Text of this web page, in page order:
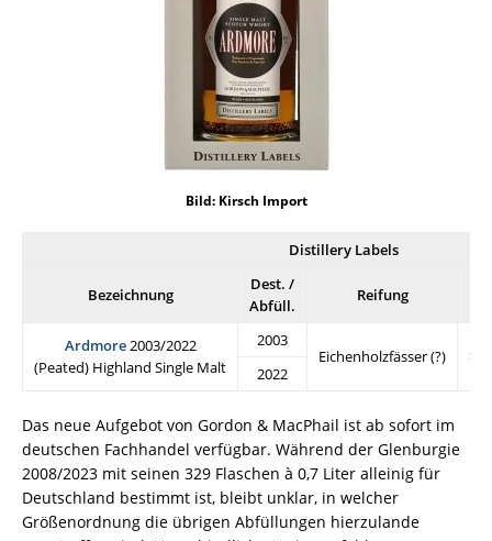
Bild: Kirsch Import
Distillery Labels
Bezeichnung
Dest. /
Abfüll.
Reifung
Ardmore2003/2022
(Peated) Highland Single Malt
2003
Eichenholzfässer (?)
2022
Das neue Aufgebot von Gordon & MacPhail ist ab sofort im
deutschen Fachhandel verfügbar. Während der Glenburgie
2008/2023 mit seinen 329 Flaschen à 0,7 Liter alleinig für
Deutschland bestimmt ist, bleibt unklar, in welcher
Größenordnung die übrigen Abfüllungen hierzulande